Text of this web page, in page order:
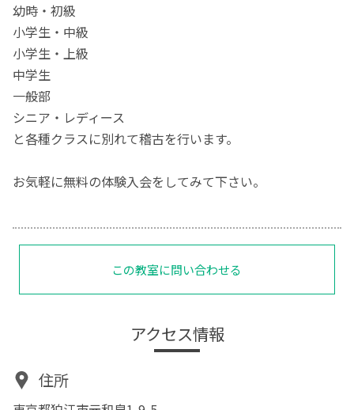
幼時・初級
小学生・中級
小学生・上級
中学生
一般部
シニア・レディース
と各種クラスに別れて稽古を行います。
お気軽に無料の体験入会をしてみて下さい。
この教室に問い合わせる
アクセス情報
住所